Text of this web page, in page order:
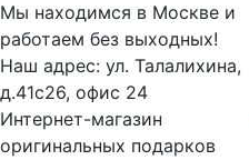
Мы находимся в Москве и
работаем без выходных!
Наш адрес: ул. Талалихина,
д.41с26, офис 24
Интернет-магазин
оригинальных подарков